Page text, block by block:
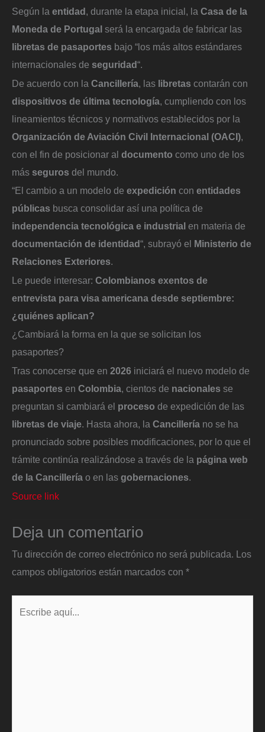
Según la entidad, durante la etapa inicial, la Casa de la
Moneda de Portugal será la encargada de fabricar las
libretas de pasaportes bajo “los más altos estándares
internacionales de seguridad“.
De acuerdo con la Cancillería , las libretas contarán con
dispositivos de última tecnología , cumpliendo con los
lineamientos técnicos y normativos establecidos por la
Organización de Aviación Civil Internacional (OACI)
con el fin de posicionar al documento como uno de los
más seguros del mundo.
“El cambio a un modelo de expedición con entidades
públicas busca consolidar así una política de
independencia tecnológica e industrial en materia de
documentación de identidad“, subrayó el Ministerio de
Relaciones Exteriores.
Le puede interesar: Colombianos exentos de
entrevista para visa americana desde septiembre:
¿quiénes aplican?
¿Cambiará la forma en la que se solicitan los
pasaportes?
Tras conocerse que en 2026 iniciará el nuevo modelo de
pasaportes en Colombia, cientos de nacionales se
preguntan si cambiará el proceso de expedición de las
libretas de viaje. Hasta ahora, la Cancillería no se ha
pronunciado sobre posibles modificaciones, por lo que el
trámite continúa realizándose a través de la página web
de la Cancillería o en las gobernaciones.
Source link
Deja un comentario
Tu dirección de correo electrónico no será publicada.
Los
campos obligatorios están marcados con *